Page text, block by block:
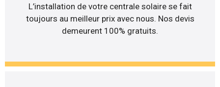
L’installation de votre centrale solaire se fait
toujours au meilleur prix avec nous. Nos devis
demeurent 100% gratuits.